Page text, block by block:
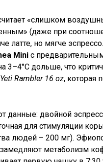
«слишком
(даже при
латте, но мягче
Mini с
3–4°C дольше, что
Yeti Rambler 16 oz, которая
данные: двойной
для стимуляции
людей – 200 мг).
метаболизм